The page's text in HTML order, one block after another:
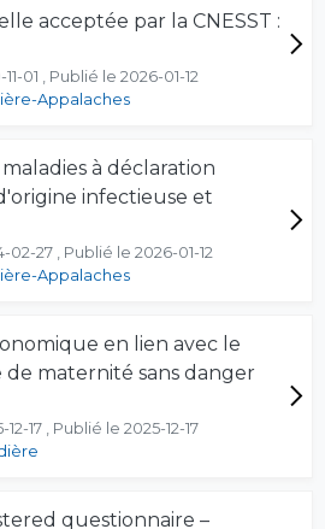
acceptée par la CNESST :
01 , Publié le 2026-01-12
Appalaches
à déclaration
infectieuse et
02-27 , Publié le 2026-01-12
Appalaches
en lien avec le
de maternité sans danger
17 , Publié le 2025-12-17
questionnaire –